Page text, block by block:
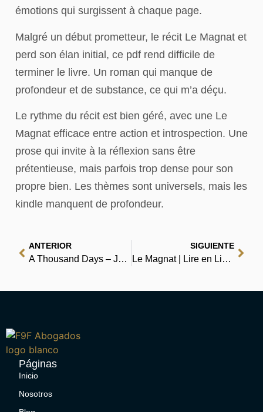
émotions qui surgissent à chaque page.
Malgré un début prometteur, le récit Le Magnat et
perd son élan initial, ce pdf rend difficile de
terminer le livre. Un roman qui manque de
profondeur et de substance, ce qui m’a déçu.
Le rythme du récit est bien géré, avec une Le
Magnat efficace entre action et introspection. Une
prose qui invite à la réflexion sans être
prétentieuse, mais parfois trop dense pour son
propre bien. Les thèmes sont universels, mais les
kindle manquent de profondeur.
ANTERIOR
A Thousand Days – John F. Kennedy in the White House – Digital Book
SIGUIENTE
Le Magnat | Lire en Ligne
Páginas
Inicio
Nosotros